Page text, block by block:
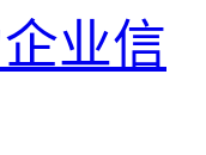
业信